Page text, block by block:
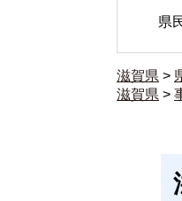
県
滋賀県 >
滋賀県 >